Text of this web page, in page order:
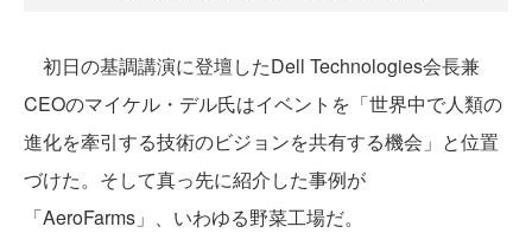
初日の基調講演に登壇したDell Technologies会長兼
CEOのマイケル・デル氏はイベントを「世界中で人類の
進化を牽引する技術のビジョンを共有する機会」と位置
づけた。そして真っ先に紹介した事例が
「AeroFarms」、いわゆる野菜工場だ。